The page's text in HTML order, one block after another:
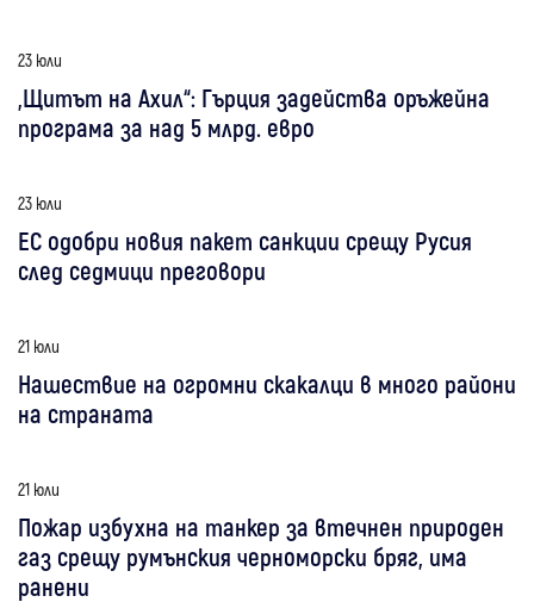
23 юли
„Щитът на Ахил“: Гърция задейства оръжейна
програма за над 5 млрд. евро
23 юли
ЕС одобри новия пакет санкции срещу Русия
след седмици преговори
21 юли
Нашествие на огромни скакалци в много райони
на страната
21 юли
Пожар избухна на танкер за втечнен природен
газ срещу румънския черноморски бряг, има
ранени